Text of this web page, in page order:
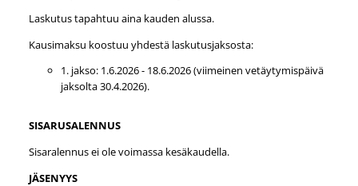
Laskutus tapahtuu aina kauden alussa.
Kausimaksu koostuu yhdestä laskutusjaksosta:
1. jakso: 1.6.2026 - 18.6.2026 (viimeinen vetäytymispäivä
jaksolta 30.4.2026).
SISARUSALENNUS
Sisaralennus ei ole voimassa kesäkaudella.
JÄSENYYS